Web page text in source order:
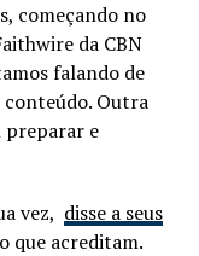
começando no
da CBN
falando de
conteúdo. Outra
preparar e
vez, disse a seus
que acreditam.